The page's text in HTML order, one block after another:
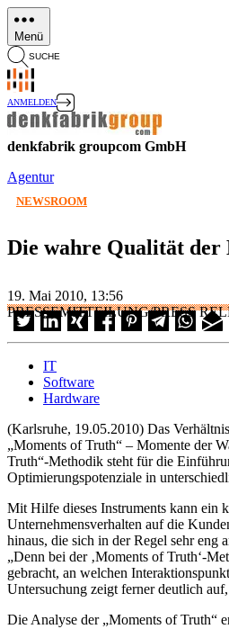
Direkt
zum
Inhalt
Menü
SUCHE
ANMELDEN
denkfabrik groupcom GmbH
Agentur
NEWSROOM
Die wahre Qualität der
19. Mai 2010, 13:56
PRESSEMITTEILUNG/PRESS
IT
Software
Hardware
(Karlsruhe, 19.05.2010) Das
„Moments of Truth“ – Momente der
Truth“-Methodik steht für die
Optimierungspotenziale in
Mit Hilfe dieses Instruments kann ein
Unternehmensverhalten auf die
hinaus, die sich in der Regel sehr eng
„Denn bei der ‚Moments of Truth‘-
gebracht, an welchen
Untersuchung zeigt ferner deutlich
Die Analyse der „Moments of Truth“